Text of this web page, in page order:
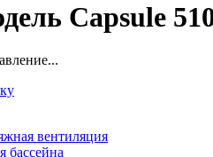
Capsule
вентиляция
бассейна